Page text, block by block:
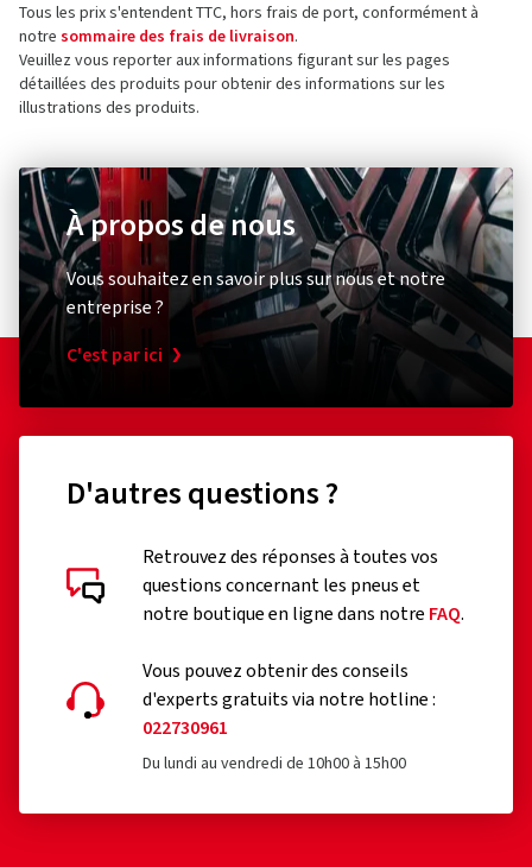
Tous les prix s'entendent TTC, hors frais de port, conformément à
notre sommaire des frais de livraison.
Veuillez vous reporter aux informations figurant sur les pages
détaillées des produits pour obtenir des informations sur les
illustrations des produits.
À propos de nous
Vous souhaitez en savoir plus sur nous et notre
entreprise ?
C'est par ici
D'autres questions ?
Retrouvez des réponses à toutes vos
questions concernant les pneus et
notre boutique en ligne dans notre FAQ.
Vous pouvez obtenir des conseils
d'experts gratuits via notre hotline :
022730961
Du lundi au vendredi de 10h00 à 15h00